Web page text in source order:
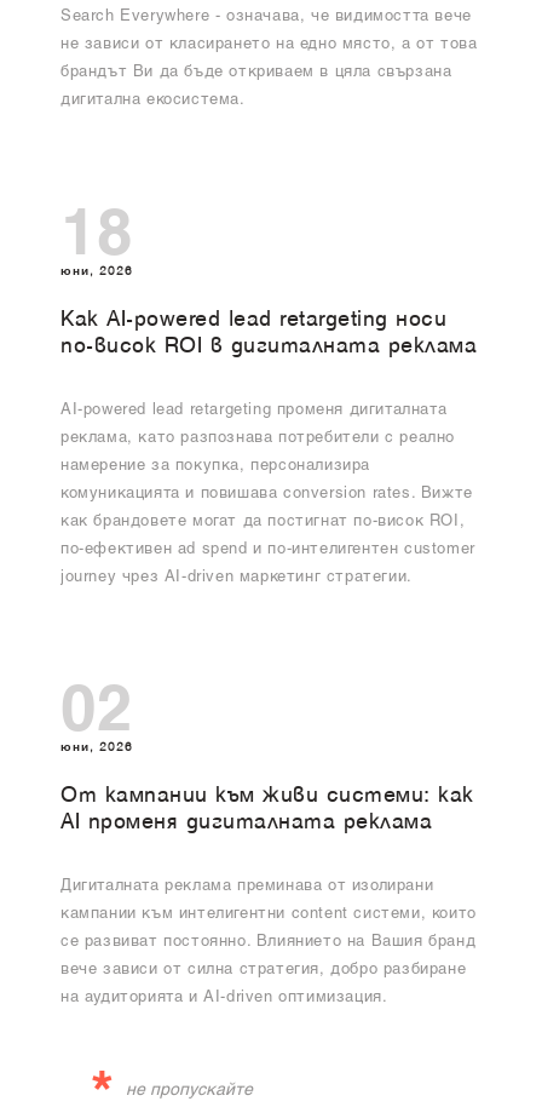
Search Everywhere - означава, че видимостта вече
не зависи от класирането на едно място, а от това
брандът Ви да бъде откриваем в цяла свързана
дигитална екосистема.
18
юни, 2026
Как AI-powered lead retargeting носи
по-висок ROI в дигиталната реклама
AI-powered lead retargeting променя дигиталната
реклама, като разпознава потребители с реално
намерение за покупка, персонализира
комуникацията и повишава conversion rates. Вижте
как брандовете могат да постигнат по-висок ROI,
по-ефективен ad spend и по-интелигентен customer
journey чрез AI-driven маркетинг стратегии.
02
юни, 2026
От кампании към живи системи: как
AI променя дигиталната реклама
Дигиталната реклама преминава от изолирани
кампании към интелигентни content системи, които
се развиват постоянно. Влиянието на Вашия бранд
вече зависи от силна стратегия, добро разбиране
на аудиторията и AI-driven оптимизация.
не пропускайте